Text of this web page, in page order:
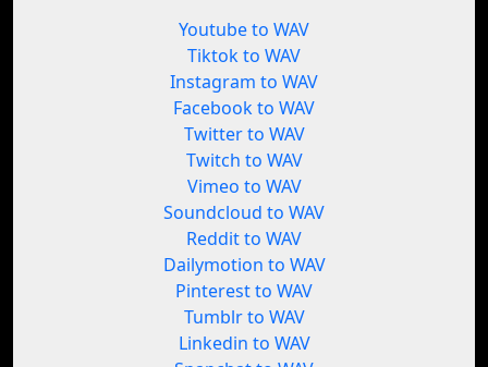
Youtube to WAV
Tiktok to WAV
Instagram to WAV
Facebook to WAV
Twitter to WAV
Twitch to WAV
Vimeo to WAV
Soundcloud to WAV
Reddit to WAV
Dailymotion to WAV
Pinterest to WAV
Tumblr to WAV
Linkedin to WAV